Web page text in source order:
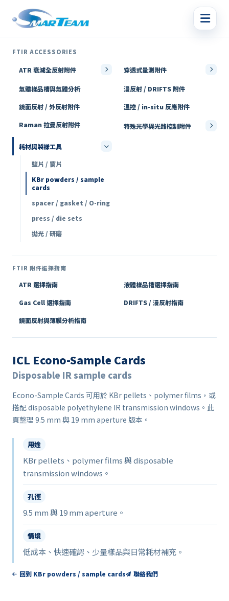
FTIR ACCESSORIES
ATR 衰減全反射附件 穿透式量測附件
氣體樣品槽與氣體分析 漫反射 / DRIFTS 附件
鏡面反射 / 外反射附件 溫控 / in-situ 反應附件
Raman 拉曼反射附件 特殊光學與光路控制附件
耗材與製樣工具
鹽片 / 窗片
KBr powders / sample
cards
spacer / gasket / O-ring
press / die sets
拋光 / 研磨
FTIR 附件選擇指南
ATR 選擇指南 液體樣品槽選擇指南
Gas Cell 選擇指南 DRIFTS / 漫反射指南
鏡面反射與薄膜分析指南
ICL Econo-Sample Cards
Disposable IR sample cards
Econo-Sample Cards 可用於 KBr pellets、polymer films，或
搭配 disposable polyethylene IR transmission windows。此
頁整理 9.5 mm 與 19 mm aperture 版本。
用途
KBr pellets、polymer films 與 disposable
transmission windows。
孔徑
9.5 mm 與 19 mm aperture。
情境
低成本、快速確認、少量樣品與日常耗材補充。
回到 KBr powders / sample cards 聯絡我們